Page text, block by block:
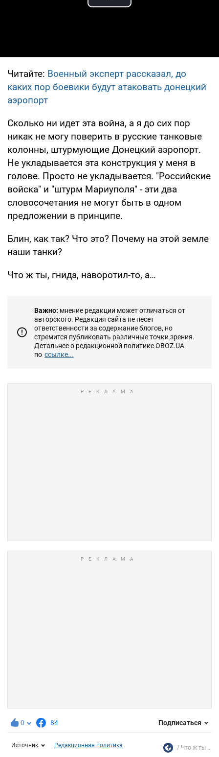
Play Video
Читайте: Военный эксперт рассказал, до
каких пор боевики будут атаковать донецкий
аэропорт
Сколько ни идет эта война, а я до сих пор
никак не могу поверить в русские танковые
колонны, штурмующие Донецкий аэропорт.
Не укладывается эта конструкция у меня в
голове. Просто не укладывается. "Российские
войска" и "штурм Мариуполя" - эти два
словосочетания не могут быть в одном
предложении в принципе.
Блин, как так? Что это? Почему на этой земле
наши танки?
Что ж ты, гнида, наворотил-то, а…
Важно: мнение редакции может отличаться от
авторского. Редакция сайта не несет
ответственности за содержание блогов, но
стремится публиковать различные точки зрения.
Детальнее о редакционной политике OBOZ.UA
по ссылке...
0 84 Подписаться
Источник Редакционная политика Что ж ты ...